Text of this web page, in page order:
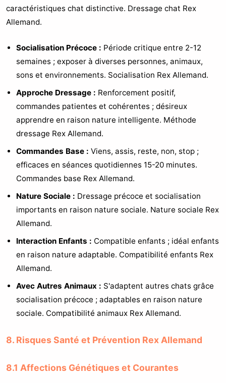
caractéristiques chat distinctive. Dressage chat Rex
Allemand.
Socialisation Précoce : Période critique entre 2-12
semaines ; exposer à diverses personnes, animaux,
sons et environnements. Socialisation Rex Allemand.
Approche Dressage : Renforcement positif,
commandes patientes et cohérentes ; désireux
apprendre en raison nature intelligente. Méthode
dressage Rex Allemand.
Commandes Base : Viens, assis, reste, non, stop ;
efficaces en séances quotidiennes 15-20 minutes.
Commandes base Rex Allemand.
Nature Sociale : Dressage précoce et socialisation
importants en raison nature sociale. Nature sociale Rex
Allemand.
Interaction Enfants : Compatible enfants ; idéal enfants
en raison nature adaptable. Compatibilité enfants Rex
Allemand.
Avec Autres Animaux : S'adaptent autres chats grâce
socialisation précoce ; adaptables en raison nature
sociale. Compatibilité animaux Rex Allemand.
8. Risques Santé et Prévention Rex Allemand
8.1 Affections Génétiques et Courantes